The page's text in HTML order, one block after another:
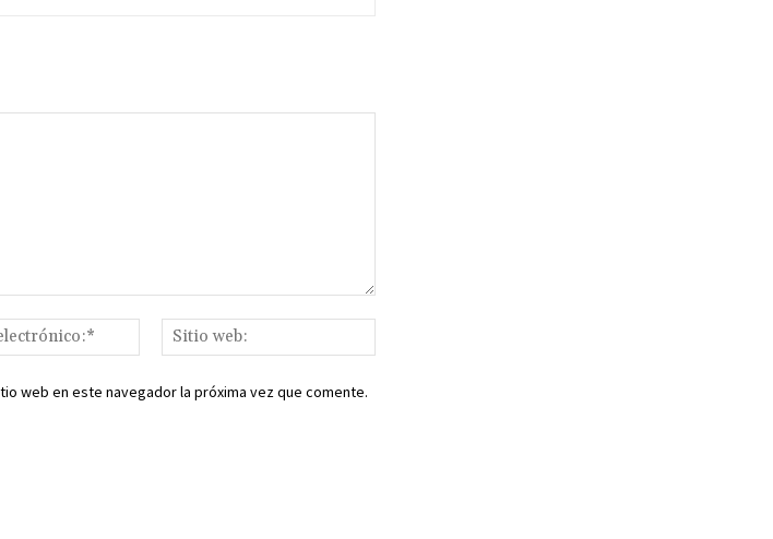
Correo
electrónico:*
web:
web en este navegador la próxima vez que comente.